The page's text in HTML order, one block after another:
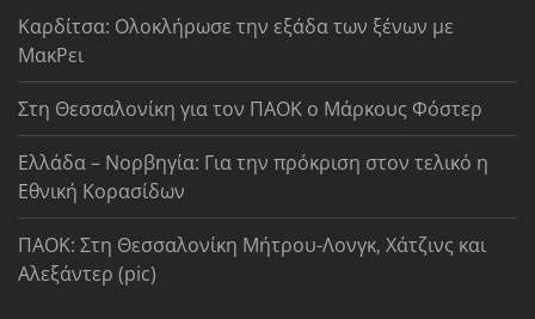
Καρδίτσα: Ολοκλήρωσε την εξάδα των ξένων με
ΜακΡει
Στη Θεσσαλονίκη για τον ΠΑΟΚ ο Μάρκους Φόστερ
Ελλάδα – Νορβηγία: Για την πρόκριση στον τελικό η
Εθνική Κορασίδων
ΠΑΟΚ: Στη Θεσσαλονίκη Μήτρου-Λονγκ, Χάτζινς και
Αλεξάντερ (pic)